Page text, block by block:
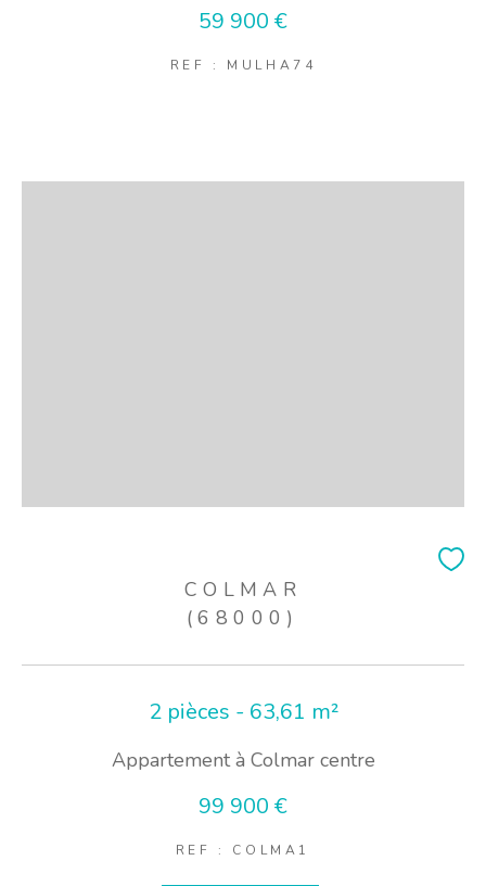
59 900 €
REF : MULHA74
COLMAR
(68000)
2 pièces - 63,61 m²
Appartement à Colmar centre
99 900 €
REF : COLMA1